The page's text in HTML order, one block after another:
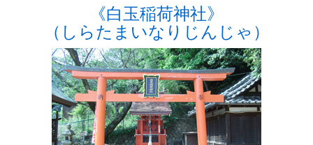
《白玉稲荷神社》
（しらたまいなりじんじゃ）